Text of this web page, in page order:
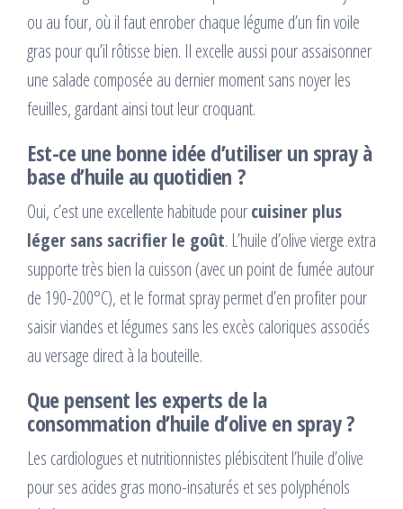
ou au four, où il faut enrober chaque légume d’un fin voile
gras pour qu’il rôtisse bien. Il excelle aussi pour assaisonner
une salade composée au dernier moment sans noyer les
feuilles, gardant ainsi tout leur croquant.
Est-ce une bonne idée d’utiliser un spray à
base d’huile au quotidien ?
Oui, c’est une excellente habitude pourcuisiner plus
léger sans sacrifier le goût. L’huile d’olive vierge extra
supporte très bien la cuisson (avec un point de fumée autour
de 190-200°C), et le format spray permet d’en profiter pour
saisir viandes et légumes sans les excès caloriques associés
au versage direct à la bouteille.
Que pensent les experts de la
consommation d’huile d’olive en spray ?
Les cardiologues et nutritionnistes plébiscitent l’huile d’olive
pour ses acides gras mono-insaturés et ses polyphénols